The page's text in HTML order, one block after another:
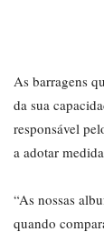
As barragens
da sua
responsável
a adotar
“As nossas
quando